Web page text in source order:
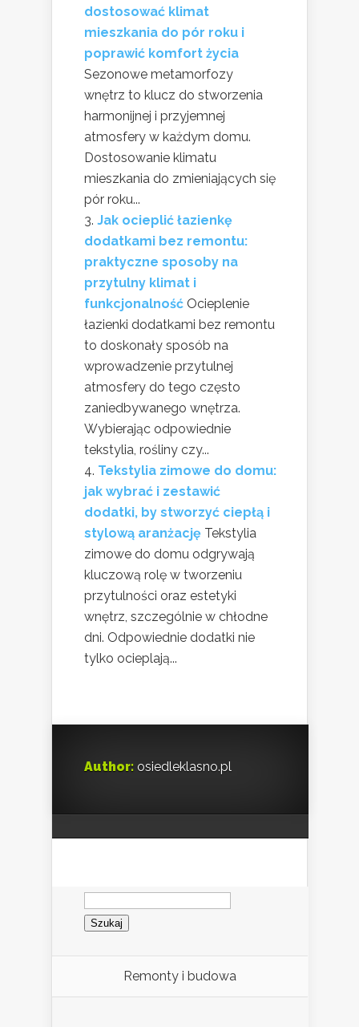
dostosować klimat
mieszkania do pór roku i
poprawić komfort życia
Sezonowe metamorfozy
wnętrz to klucz do stworzenia
harmonijnej i przyjemnej
atmosfery w każdym domu.
Dostosowanie klimatu
mieszkania do zmieniających się
pór roku...
Jak ocieplić łazienkę
dodatkami bez remontu:
praktyczne sposoby na
przytulny klimat i
funkcjonalność Ocieplenie
łazienki dodatkami bez remontu
to doskonały sposób na
wprowadzenie przytulnej
atmosfery do tego często
zaniedbywanego wnętrza.
Wybierając odpowiednie
tekstylia, rośliny czy...
Tekstylia zimowe do domu:
jak wybrać i zestawić
dodatki, by stworzyć ciepłą i
stylową aranżację Tekstylia
zimowe do domu odgrywają
kluczową rolę w tworzeniu
przytulności oraz estetyki
wnętrz, szczególnie w chłodne
dni. Odpowiednie dodatki nie
tylko ocieplają...
Author: osiedleklasno.pl
Szukaj:
Remonty i budowa